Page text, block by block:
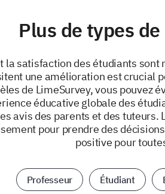
Plus de types
la satisfaction des étudiants
une amélioration est crucial
de LimeSurvey, vous pouvez
éducative globale des
avis des parents et des
pour prendre des
positive pour
Professeur Étudiant